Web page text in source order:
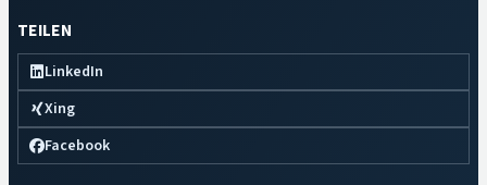
TEILEN
LinkedIn
Xing
Facebook